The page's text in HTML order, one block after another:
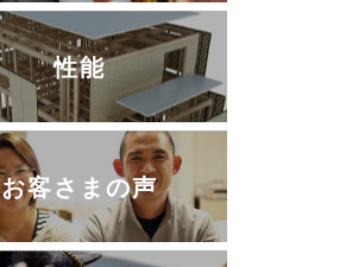
性能
お客さまの声